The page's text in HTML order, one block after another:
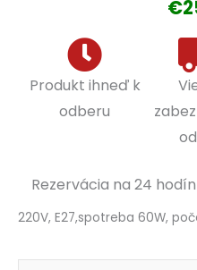
€
Produkt ihneď k
odberu
Rezervácia na 24 hodín
220V, E27,spotreba 60W,